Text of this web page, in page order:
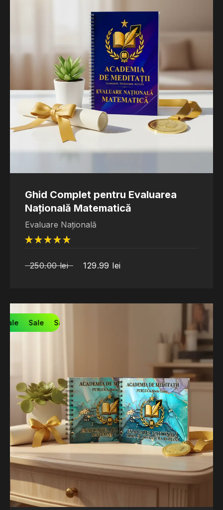
Ghid Complet pentru Evaluarea
Națională Matematică
Evaluare Națională
250.00lei 129.99 lei
Sale Sale